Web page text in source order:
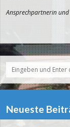
Ansprechpartnerin und
Neueste